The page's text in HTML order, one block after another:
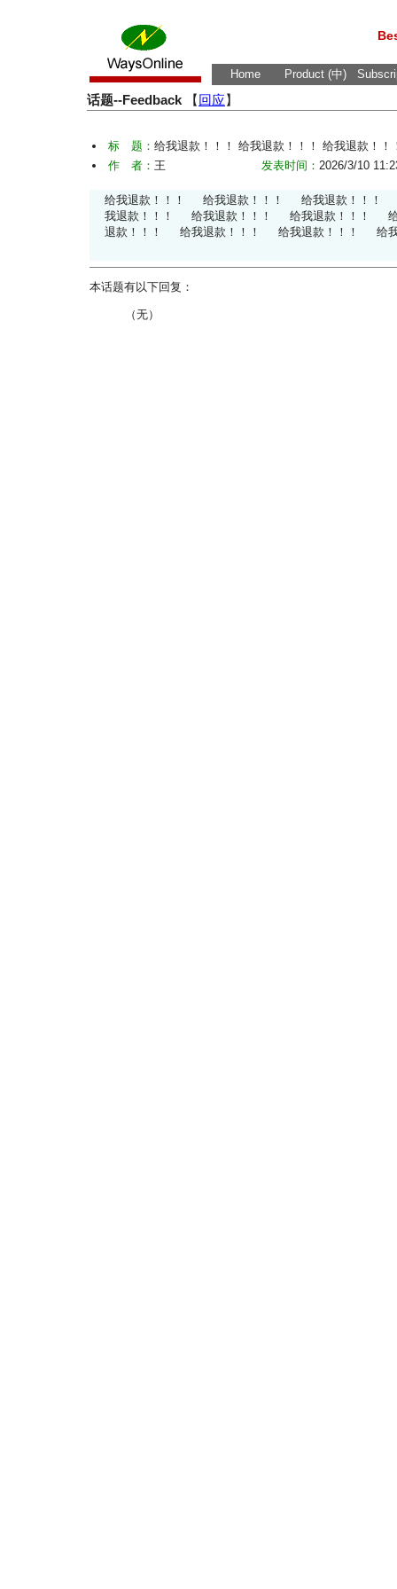
Home Product (中)
话题--Feedback 【 回应 】
标 题： 给我退款！！！ 给我退款！！！ 给我退款！
作 者： 王 发表时间： 2026/3/10
给我退款！！！ 给我退款！！！ 给我退款！！
我退款！！！ 给我退款！！！ 给我退款！！！
退款！！！ 给我退款！！！ 给我退款！！！ 给
本话题有以下回复：
（无）